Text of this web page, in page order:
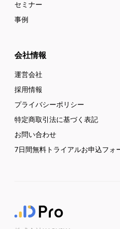
セミナー
事例
会社情報
運営会社
採用情報
プライバシーポリシー
特定商取引法に基づく表記
お問い合わせ
7日間無料トライアルお申込フォ